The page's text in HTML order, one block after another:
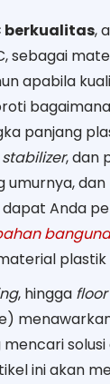
berkualitas,
sebagai
apabila
panjang
stabilizer, dan
umurnya,
Anda
plastik
, hingga
solusi
ini akan